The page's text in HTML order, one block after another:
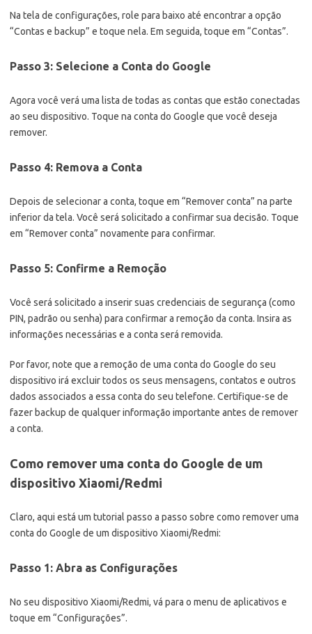
Na tela de configurações, role para baixo até encontrar a opção
“Contas e backup” e toque nela. Em seguida, toque em “Contas”.
Passo 3: Selecione a Conta do Google
Agora você verá uma lista de todas as contas que estão conectadas
ao seu dispositivo. Toque na conta do Google que você deseja
remover.
Passo 4: Remova a Conta
Depois de selecionar a conta, toque em “Remover conta” na parte
inferior da tela. Você será solicitado a confirmar sua decisão. Toque
em “Remover conta” novamente para confirmar.
Passo 5: Confirme a Remoção
Você será solicitado a inserir suas credenciais de segurança (como
PIN, padrão ou senha) para confirmar a remoção da conta. Insira as
informações necessárias e a conta será removida.
Por favor, note que a remoção de uma conta do Google do seu
dispositivo irá excluir todos os seus mensagens, contatos e outros
dados associados a essa conta do seu telefone. Certifique-se de
fazer backup de qualquer informação importante antes de remover
a conta.
Como remover uma conta do Google de um
dispositivo Xiaomi/Redmi
Claro, aqui está um tutorial passo a passo sobre como remover uma
conta do Google de um dispositivo Xiaomi/Redmi:
Passo 1: Abra as Configurações
No seu dispositivo Xiaomi/Redmi, vá para o menu de aplicativos e
toque em “Configurações”.